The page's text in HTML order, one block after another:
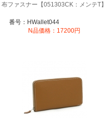
布ファスナー【051303CK：メンテT】
番号：HWallet044
N品価格：17200円